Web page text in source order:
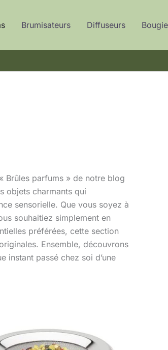
Brumisateurs Diffuseurs
Brûles parfums » de notre blog
objets charmants qui
sensorielle. Que vous soyez à
souhaitiez simplement en
préférées, cette section
Ensemble, découvrons
instant passé chez soi d’une